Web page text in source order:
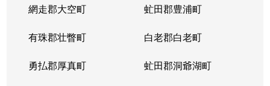
網走郡大空町 虻田郡豊浦町
有珠郡壮瞥町 白老郡白老町
勇払郡厚真町 虻田郡洞爺湖町